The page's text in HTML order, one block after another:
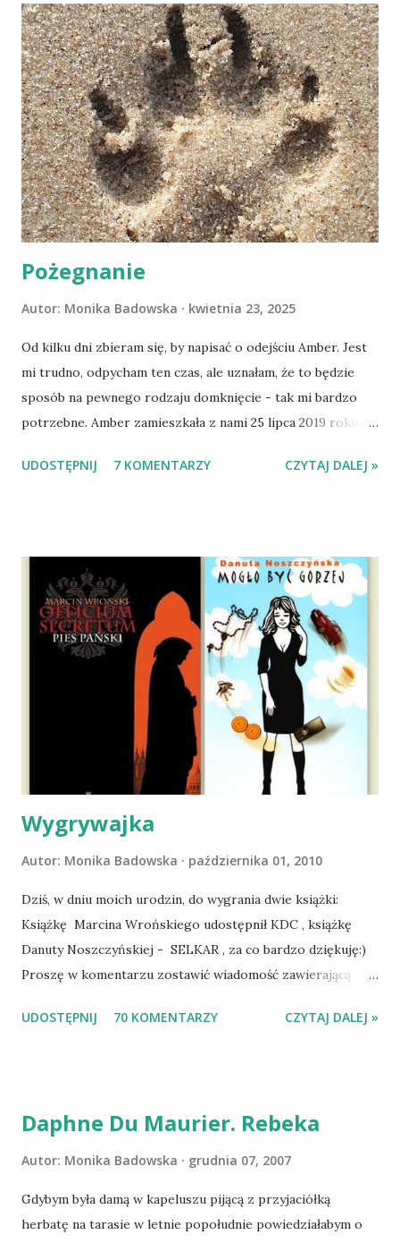
Pożegnanie
Autor: Monika Badowska kwietnia 23, 2025
Od kilku dni zbieram się, by napisać o odejściu Amber. Jest
mi trudno, odpycham ten czas, ale uznałam, że to będzie
sposób na pewnego rodzaju domknięcie - tak mi bardzo
potrzebne. Amber zamieszkała z nami 25 lipca 2019 roku.
Mazowieckim, pojechaliśmy na wizytę zapoznawczą, a kilka
wspólnego życia przeczytacie TUTAJ i TUTAJ . Gdy już
nieco okrzepliśmy w codzienności z psem, a Amber - z
ludźmi i kotami, pojawił się pomysł na wspólny jesienny
wyjazd w Beskid Niski. Zanim to jednak się stało psica miała
atak padaczki, co spowodowało, że wyjazd odwołaliśmy,
wdrożyliśmy leczenie i od nowa zaczęliśmy oswajać z nami i
wspólnym życiem zdezorientowanego chorobą psa. Udało
się ustabilizować zawirowania zdrowotne i wówczas
zaczęliśmy się cieszyć sobą wzajemnie już na 100%.
Dopier...
UDOSTĘPNIJ 7 KOMENTARZY CZYTAJ DALEJ »
Wygrywajka
Autor: Monika Badowska października 01, 2010
Dziś, w dniu moich urodzin, do wygrania dwie książki:
Książkę Marcina Wrońskiego udostępnił KDC , książkę
Danuty Noszczyńskiej - SELKAR , za co bardzo dziękuję:)
Proszę w komentarzu zostawić wiadomość zawierającą
Losowanie odbędzie się w niedzielę o 8:00. Zapraszam
UDOSTĘPNIJ 70 KOMENTARZY CZYTAJ DALEJ »
Daphne Du Maurier. Rebeka
Autor: Monika Badowska grudnia 07, 2007
Gdybym była damą w kapeluszu pijącą z przyjaciółką
herbatę na tarasie w letnie popołudnie powiedziałabym o